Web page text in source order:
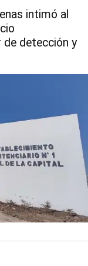
intimó al
de detección y